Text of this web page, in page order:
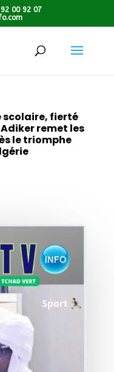
00 92 07
scolaire, fierté
remet les
le triomphe